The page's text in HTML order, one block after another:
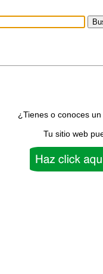
¿Tienes o conoces
Tu sitio web